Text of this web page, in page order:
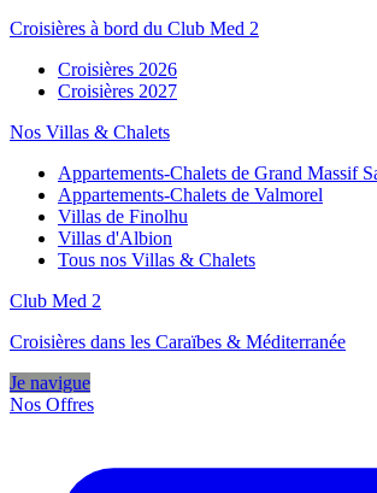
Croisières à bord du Club Med 2
Croisières 2026
Croisières 2027
Nos Villas & Chalets
Appartements-Chalets de Grand Massif
Appartements-Chalets de Valmorel
Villas de Finolhu
Villas d'Albion
Tous nos Villas & Chalets
Club Med 2
Croisières dans les Caraïbes & Méditerranée
Je navigue
Nos Offres